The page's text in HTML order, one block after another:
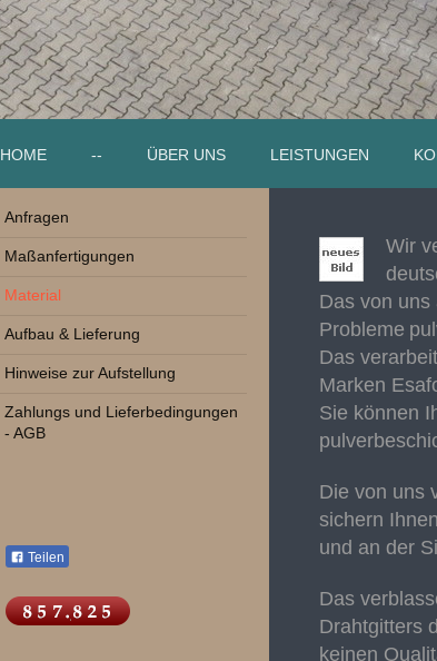
HOME -- ÜBER UNS LEISTUNGEN
Wir
Das von uns
Probleme
Das
Marken
Sie können
Die von uns
sichern
und an der
Das
Drahtgitters
keinen
Anfragen
Maßanfertigungen
Material
Aufbau & Lieferung
Hinweise zur Aufstellung
Zahlungs und Lieferbedingungen
- AGB
Teilen